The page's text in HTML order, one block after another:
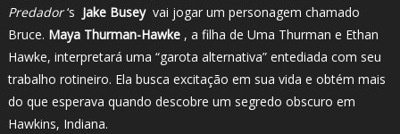
Predador‘s Jake Buseyvai jogar um personagem chamado
Bruce. Maya Thurman-Hawke, a filha de Uma Thurman e Ethan
Hawke, interpretará uma “garota alternativa” entediada com seu
trabalho rotineiro. Ela busca excitação em sua vida e obtém mais
do que esperava quando descobre um segredo obscuro em
Hawkins, Indiana.